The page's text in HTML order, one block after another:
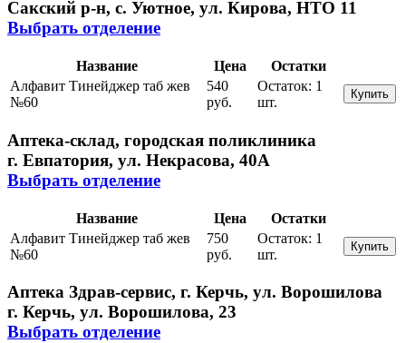
Сакский р-н, с. Уютное, ул. Кирова, НТО 11
Выбрать отделение
Название Цена
Остатки
Алфавит Тинейджер таб жев
№60
540
руб.
Остаток: 1
шт.
Купить
Аптека-склад, городская поликлиника
г. Евпатория, ул. Некрасова, 40A
Выбрать отделение
Название Цена
Остатки
Алфавит Тинейджер таб жев
№60
750
руб.
Остаток: 1
шт.
Купить
Аптека Здрав-сервис, г. Керчь, ул. Ворошилова
г. Керчь, ул. Ворошилова, 23
Выбрать отделение